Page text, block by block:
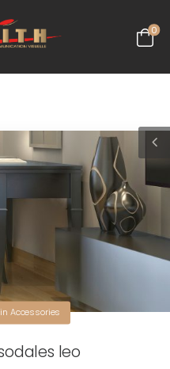
0
in Accessories
leo